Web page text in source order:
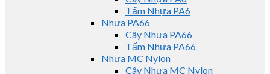
Tấm Nhựa PA6
Nhựa PA66
Cây Nhựa PA66
Tấm Nhựa PA66
Nhựa MC Nylon
Cây Nhựa MC Nylon